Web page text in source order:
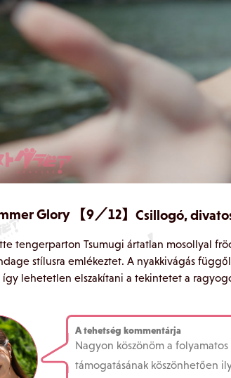
Glory 【9／12】 Csillogó,
tengerparton Tsumugi ártatlan mosollyal
stílusra emlékeztet. A nyakkivágás
lehetetlen elszakítani a tekintetet a
A tehetség kommentárja
Nagyon köszönöm a
támogatásának köszönhetően